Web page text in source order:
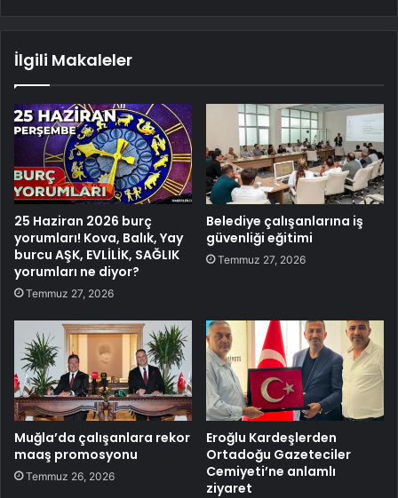
İlgili Makaleler
25 Haziran 2026 burç
yorumları! Kova, Balık, Yay
burcu AŞK, EVLİLİK, SAĞLIK
yorumları ne diyor?
Temmuz 27, 2026
Belediye çalışanlarına iş
güvenliği eğitimi
Temmuz 27, 2026
Muğla’da çalışanlara rekor
maaş promosyonu
Temmuz 26, 2026
Eroğlu Kardeşlerden
Ortadoğu Gazeteciler
Cemiyeti’ne anlamlı
ziyaret